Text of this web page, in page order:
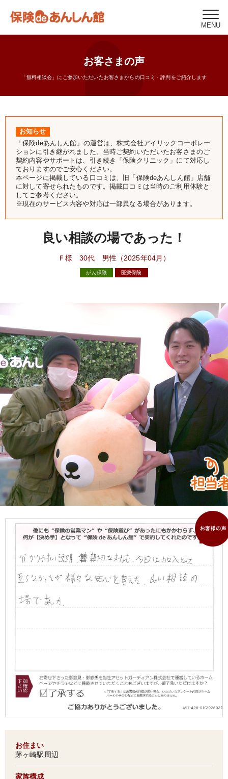
MENU
お客さまの声
「無料相談会」にご参加いただいたお客さまからの口コミ・評判をご紹介します
お知らせ
「保険deあんしん館」の運営は、株式会社アイリックコーポレー
ションに引き継がれました。当時ご契約いただいたお客さまのご
契約内容やサポートは、引き続き「保険クリニック」にて対応し
ておりますのでご安心ください。
本ページに掲載している口コミは、旧「保険deあんしん館」店舗
に対して寄せられたものです。掲載口コミは当時のご利用体験と
してご参考ください。
※現在のサービス内容や対応は一部異なる場合があります。
良い相談の場であった！
Ｆ様 30代 男性（2025年04月）
がん保険 医療保険
お住まい
茅ヶ崎駅周辺
家族構成